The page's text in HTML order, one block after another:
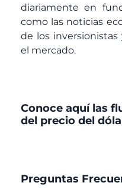
diariamente en
como las noticias
de los
el mercado.
Conoce aquí las
del precio del
Preguntas